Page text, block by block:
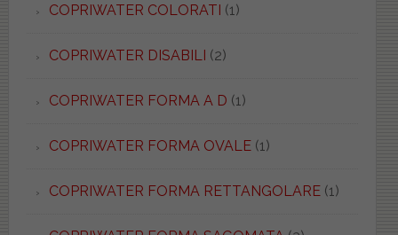
COPRIWATER COLORATI (1)
COPRIWATER DISABILI (2)
COPRIWATER FORMA A D (1)
COPRIWATER FORMA OVALE(1)
COPRIWATER FORMA RETTANGOLARE(1)